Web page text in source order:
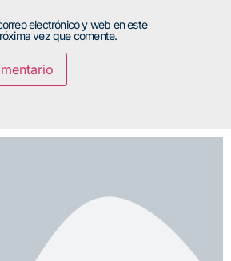
electrónico y web en este
vez que comente.